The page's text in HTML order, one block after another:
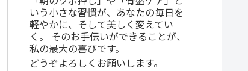
いう小さな習慣が、あなたの毎日を
軽やかに、そして美しく変えてい
く。 そのお手伝いができることが、
私の最大の喜びです。
どうぞよろしくお願いします。